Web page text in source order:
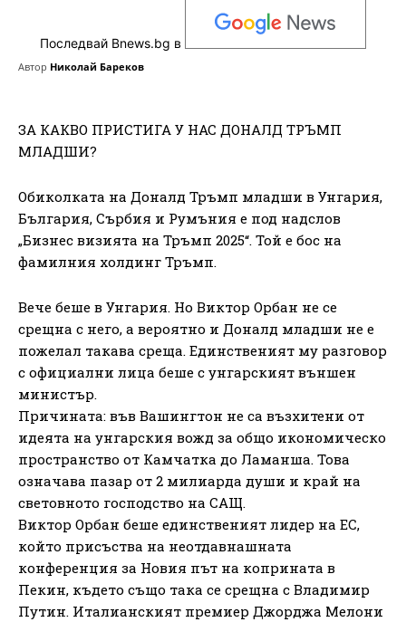
Последвай Bnews.bg в
Автор Николай Бареков
ЗА КАКВО ПРИСТИГА У НАС ДОНАЛД ТРЪМП
МЛАДШИ?
Обиколката на Доналд Тръмп младши в Унгария,
България, Сърбия и Румъния е под надслов
„Бизнес визията на Тръмп 2025“. Той е бос на
фамилния холдинг Тръмп.
Вече беше в Унгария. Но Виктор Орбан не се
срещна с него, а вероятно и Доналд младши не е
пожелал такава среща. Единственият му разговор
с официални лица беше с унгарският външен
министър.
Причината: във Вашингтон не са възхитени от
идеята на унгарския вожд за общо икономическо
пространство от Камчатка до Ламанша. Това
означава пазар от 2 милиарда души и край на
световното господство на САЩ.
Виктор Орбан беше единственият лидер на ЕС,
който присъства на неотдавнашната
конференция за Новия път на коприната в
Пекин, където също така се срещна с Владимир
Путин. Италианският премиер Джорджа Мелони